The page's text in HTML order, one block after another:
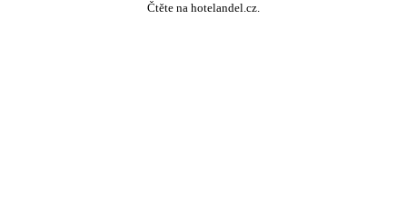
Čtěte na hotelandel.cz.